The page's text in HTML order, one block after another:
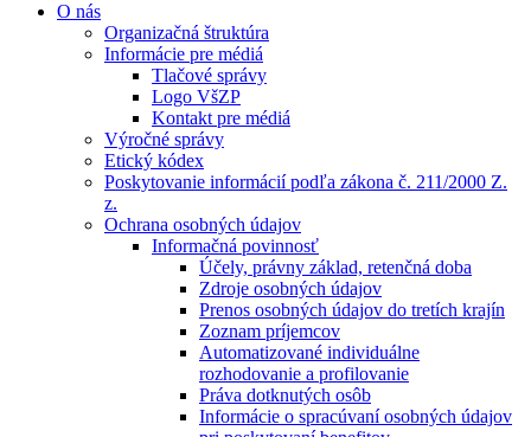
O nás
Organizačná štruktúra
Informácie pre médiá
Tlačové správy
Logo VšZP
Kontakt pre médiá
Výročné správy
Etický kódex
Poskytovanie informácií podľa zákona č. 211/2000 Z.
z.
Ochrana osobných údajov
Informačná povinnosť
Účely, právny základ, retenčná doba
Zdroje osobných údajov
Prenos osobných údajov do tretích krajín
Zoznam príjemcov
Automatizované individuálne
rozhodovanie a profilovanie
Práva dotknutých osôb
Informácie o spracúvaní osobných údajov